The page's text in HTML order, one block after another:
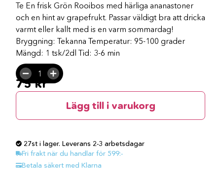
Te En frisk Grön Rooibos med härliga ananastoner
och en hint av grapefrukt. Passar väldigt bra att dricka
varmt eller kallt med is en varm sommardag!
Bryggning: Tekanna Temperatur: 95-100 grader
Mängd: 1 tsk/2dl Tid: 3-6 min
75kr
Lägg till i varukorg
27st i lager. Leverans 2-3 arbetsdagar
Fri frakt när du handlar för 599:-
Betala säkert med Klarna